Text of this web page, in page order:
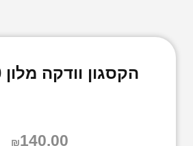
הקסגון וודקה מלון 750 מ"ל
₪140.00